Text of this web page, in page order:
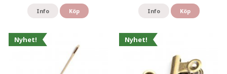
Info Köp Info Köp
Nyhet! Nyhet!